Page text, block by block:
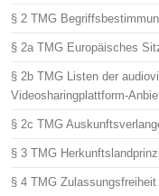
§ 2 TMG
§ 2a TMG Europäisches
§ 2b TMG Listen der
Videosharingplattform-
§ 2c TMG
§ 3 TMG
§ 4 TMG Zulassungsfreiheit